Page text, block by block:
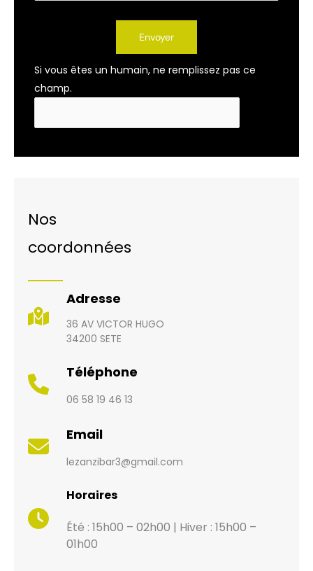
Envoyer
Si vous êtes un humain, ne remplissez pas ce
champ.
Nos
coordonnées
Adresse
36 AV VICTOR HUGO
34200 SETE
Téléphone
06 58 19 46 13
Email
lezanzibar3@gmail.com
Horaires
Été : 15h00 – 02h00 | Hiver : 15h00 –
01h00